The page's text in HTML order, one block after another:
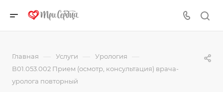
Главная — Услуги — Урология —
В01.053.002 Прием (осмотр, консультация) врача-
уролога повторный